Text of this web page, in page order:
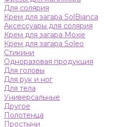
Для солярия
Крем для загара SolBianca
Аксессуары для солярия
Крем для загара Moxie
Крем для загара Soleo
Стикини
Одноразовая продукция
Для головы
Для рук и ног
Для тела
Универсальные
Другое
Полотенца
Простыни